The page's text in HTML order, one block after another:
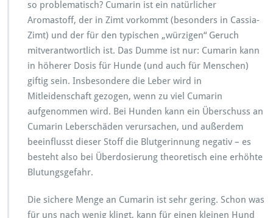
so problematisch? Cumarin ist ein natürlicher
Aromastoff, der in Zimt vorkommt (besonders in Cassia-
Zimt) und der für den typischen „würzigen“ Geruch
mitverantwortlich ist. Das Dumme ist nur: Cumarin kann
in höherer Dosis für Hunde (und auch für Menschen)
giftig sein. Insbesondere die Leber wird in
Mitleidenschaft gezogen, wenn zu viel Cumarin
aufgenommen wird. Bei Hunden kann ein Überschuss an
Cumarin Leberschäden verursachen, und außerdem
beeinflusst dieser Stoff die Blutgerinnung negativ – es
besteht also bei Überdosierung theoretisch eine erhöhte
Blutungsgefahr.
Die sichere Menge an Cumarin ist sehr gering. Schon was
für uns nach wenig klingt, kann für einen kleinen Hund